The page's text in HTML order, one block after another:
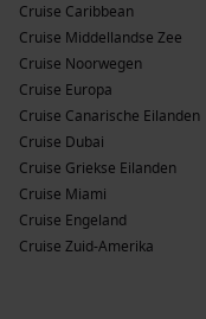
Voordelen van
Het kiezen van een
voordelen met zich mee:
Comfort en luxe aan
gastronomische
hoogseizoen.
Perfecte
hebben milde
Cruise Caribbean
Cruise Middellandse Zee
Cruise Noorwegen
Cruise Europa
Cruise Canarische Eilanden
Cruise Dubai
Cruise Griekse Eilanden
Cruise Miami
Cruise Engeland
Cruise Zuid-Amerika